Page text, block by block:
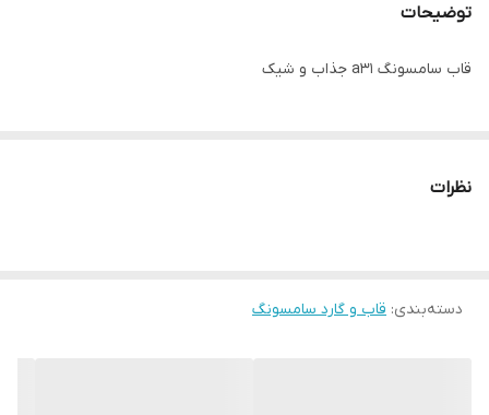
توضیحات
قاب سامسونگ a31 جذاب و شیک
نظرات
دسته‌بندی: قاب و گارد سامسونگ